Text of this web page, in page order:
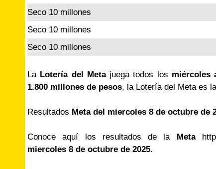
Seco 10 millones
Seco 10 millones
Seco 10 millones
La Lotería del Metajuega todos los miércoles
1.800 millones de pesos, la Lotería del Meta es
Resultados Meta del miercoles 8 de octubre de
Conoce aquí los resultados de la Meta
miercoles 8 de octubre de 2025.